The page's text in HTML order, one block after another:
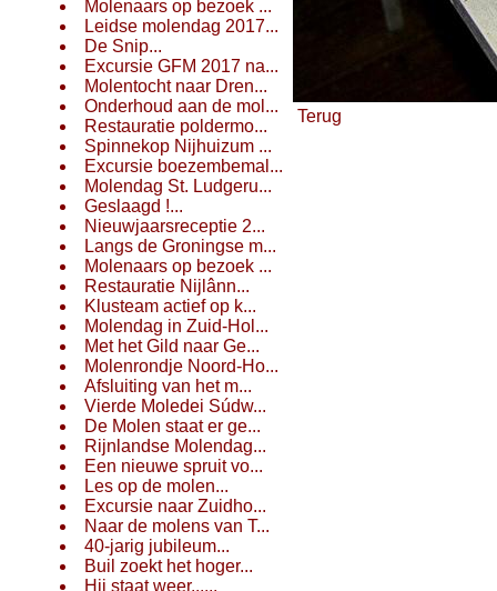
Molenaars op bezoek ...
Leidse molendag 2017...
De Snip...
Excursie GFM 2017 na...
Molentocht naar Dren...
Onderhoud aan de mol...
Restauratie poldermo...
Spinnekop Nijhuizum ...
Excursie boezembemal...
Molendag St. Ludgeru...
Geslaagd !...
Nieuwjaarsreceptie 2...
Langs de Groningse m...
Molenaars op bezoek ...
Restauratie Nijlânn...
Klusteam actief op k...
Molendag in Zuid-Hol...
Met het Gild naar Ge...
Molenrondje Noord-Ho...
Afsluiting van het m...
Vierde Moledei Súdw...
De Molen staat er ge...
Rijnlandse Molendag...
Een nieuwe spruit vo...
Les op de molen...
Excursie naar Zuidho...
Naar de molens van T...
40-jarig jubileum...
Buil zoekt het hoger...
Hij staat weer......
Terug